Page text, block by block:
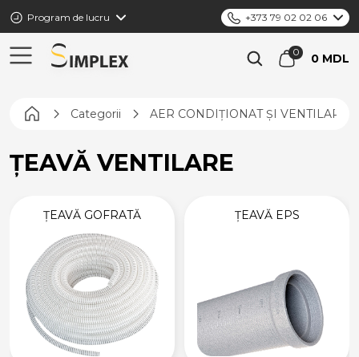
Program de lucru +373 79 02 02 06
0 MDL
Pagina principală
Categorii AER CONDIȚIONAT ȘI VENTILARE
ȚEAVĂ VENTILARE
ȚEAVĂ GOFRATĂ ȚEAVĂ EPS